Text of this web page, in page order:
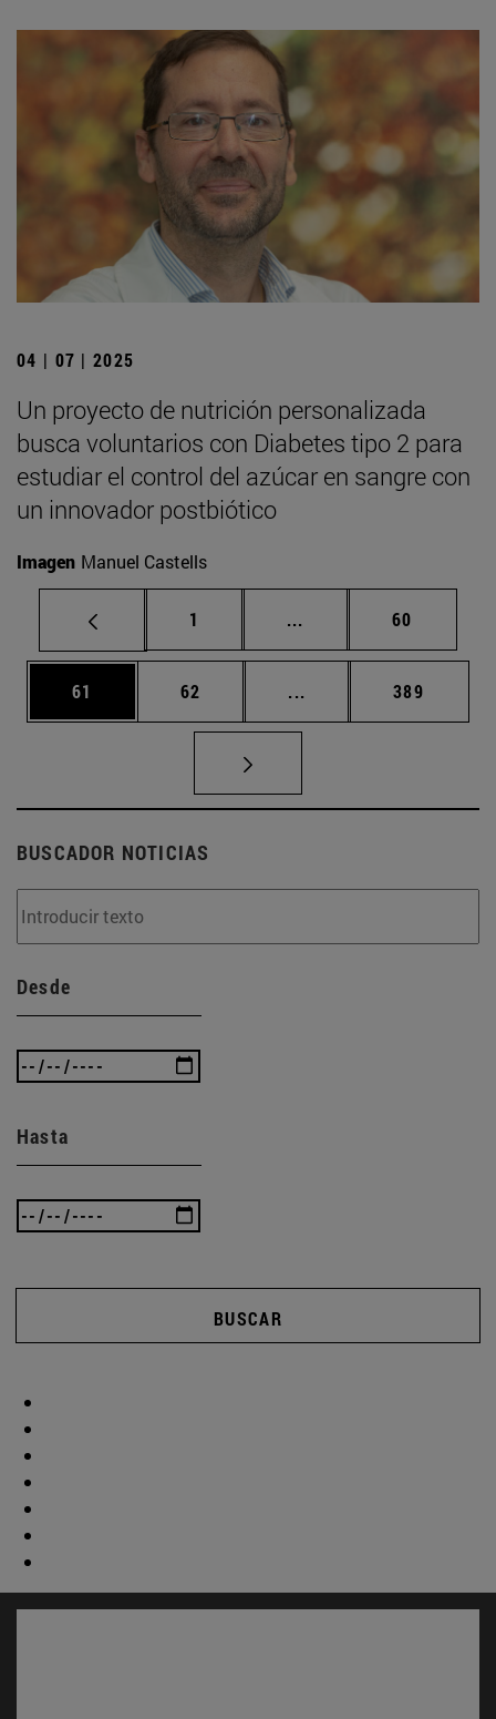
04 | 07 | 2025
Un proyecto de nutrición personalizada
busca voluntarios con Diabetes tipo 2 para
estudiar el control del azúcar en sangre con
un innovador postbiótico
Imagen Manuel Castells
Página
1 ... Páginas intermedias
Página
60
Página
61 Página
62 ... Páginas intermedias
Página
389
BUSCADOR NOTICIAS
Desde
Hasta
BUSCAR